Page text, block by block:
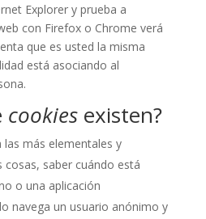
Explorer y prueba a
con Firefox o Chrome verá
que es usted la misma
está asociando al
cookiesexisten?
más elementales y
saber cuándo está
o una aplicación
navega un usuario anónimo y